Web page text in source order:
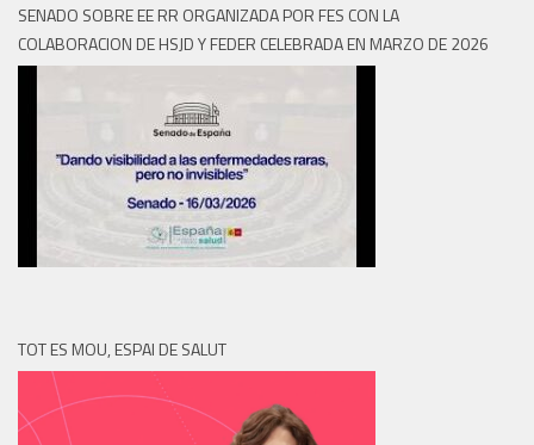
SENADO SOBRE EE RR ORGANIZADA POR FES CON LA
COLABORACION DE HSJD Y FEDER CELEBRADA EN MARZO DE 2026
TOT ES MOU, ESPAI DE SALUT